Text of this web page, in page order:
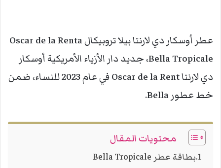
عطر أوسكار دي لارنتا بيلا تروبيكال Oscar de la Renta
Bella Tropicale، جديد دار الأزياء الأمريكية أوسكار
دي لارنتا Oscar de la Rent في عام 2023 للنساء، ضمن
خط عطور Bella.
محتويات المقال
بطاقة عطر Bella Tropicale